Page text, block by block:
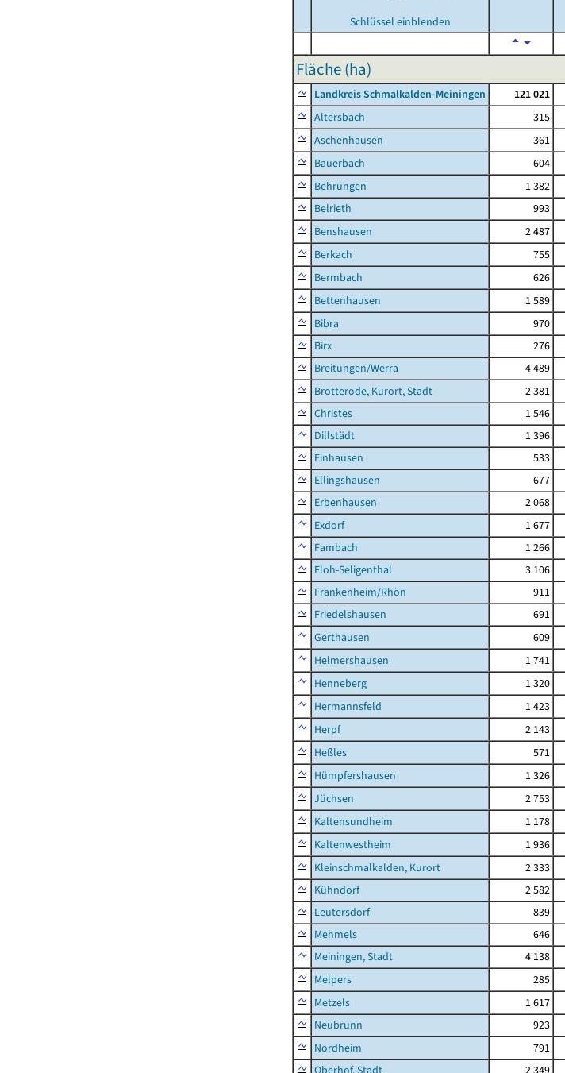
Schlüssel einblenden
Fläche (ha)
Landkreis Schmalkalden-Meiningen 121 021
Altersbach
315
Aschenhausen
361
Bauerbach
604
Behrungen
1 382
Belrieth
993
Benshausen
2 487
Berkach
755
Bermbach
626
Bettenhausen
1 589
Bibra
970
Birx
276
Breitungen/Werra
4 489
Brotterode, Kurort, Stadt
2 381
Christes
1 546
Dillstädt
1 396
Einhausen
533
Ellingshausen
677
Erbenhausen
2 068
Exdorf
1 677
Fambach
1 266
Floh-Seligenthal
3 106
Frankenheim/Rhön
911
Friedelshausen
691
Gerthausen
609
Helmershausen
1 741
Henneberg
1 320
Hermannsfeld
1 423
Herpf
2 143
Heßles
571
Hümpfershausen
1 326
Jüchsen
2 753
Kaltensundheim
1 178
Kaltenwestheim
1 936
Kleinschmalkalden, Kurort
2 333
Kühndorf
2 582
Leutersdorf
839
Mehmels
646
Meiningen, Stadt
4 138
Melpers
285
Metzels
1 617
Neubrunn
923
Nordheim
791